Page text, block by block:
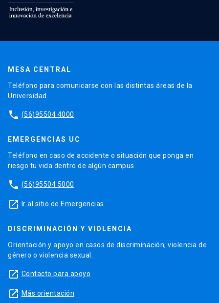
MESA CENTRAL
Teléfono para comunicarse con las distintas áreas de la
Universidad.
phone (56)95504 4000
EMERGENCIAS UC
Teléfono en caso de accidente o situación que ponga en
riesgo tu vida dentro de algún campus.
phone (56)95504 5000
launch Ir al sitio de Emergencias
DISCRIMINACIÓN Y VIOLENCIA
Orientación y apoyo en casos de discriminación, violencia de
género o violencia sexual.
launch Contacto para apoyo
launch Más orientación